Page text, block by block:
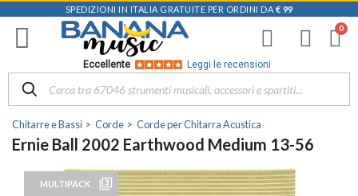
SPEDIZIONI IN ITALIA GRATUITE PER ORDINI DA € 99
Eccellente Leggi le recensioni
Chitarre e Bassi Corde Corde per Chitarra Acustica
Ernie Ball 2002 Earthwood Medium 13-56
MULTIPACK filter_3